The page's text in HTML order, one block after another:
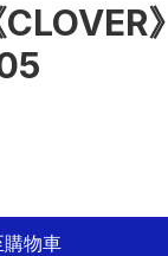
購物車